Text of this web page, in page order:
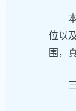
位以
围，